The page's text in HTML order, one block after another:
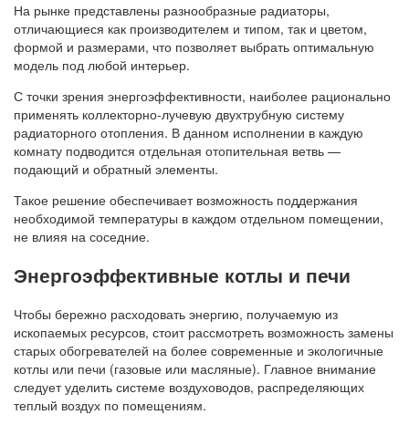
На рынке представлены разнообразные радиаторы,
отличающиеся как производителем и типом, так и цветом,
формой и размерами, что позволяет выбрать оптимальную
модель под любой интерьер.
С точки зрения энергоэффективности, наиболее рационально
применять коллекторно-лучевую двухтрубную систему
радиаторного отопления. В данном исполнении в каждую
комнату подводится отдельная отопительная ветвь —
подающий и обратный элементы.
Такое решение обеспечивает возможность поддержания
необходимой температуры в каждом отдельном помещении,
не влияя на соседние.
Энергоэффективные котлы и печи
Чтобы бережно расходовать энергию, получаемую из
ископаемых ресурсов, стоит рассмотреть возможность замены
старых обогревателей на более современные и экологичные
котлы или печи (газовые или масляные). Главное внимание
следует уделить системе воздуховодов, распределяющих
теплый воздух по помещениям.